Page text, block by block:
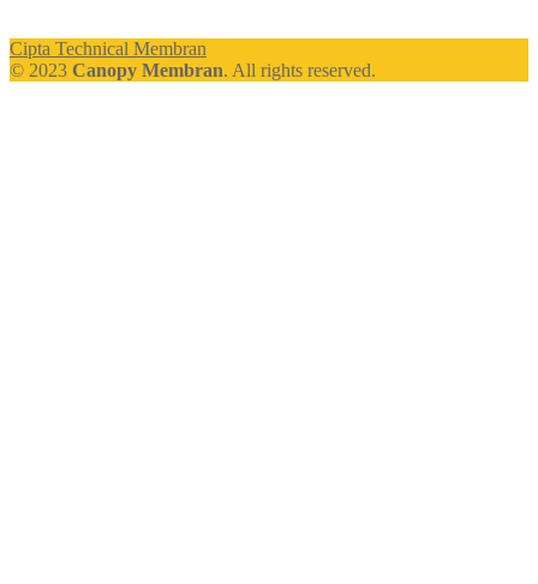
Cipta Technical Membran
© 2023 Canopy Membran. All rights reserved.